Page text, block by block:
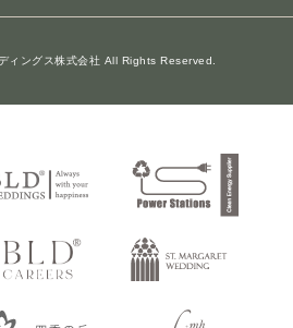
ィングス株式会社 All Rights Reserved.